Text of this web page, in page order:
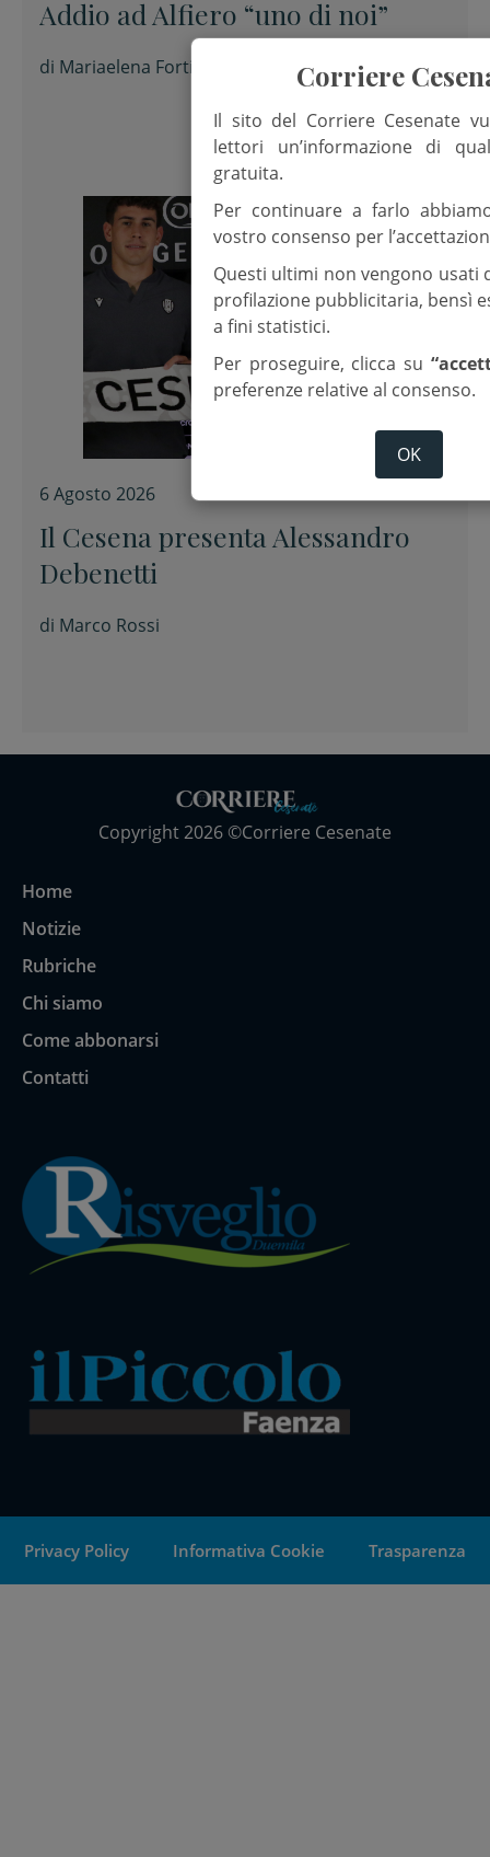
Addio ad Alfiero “uno di noi”
di Mariaelena Forti
6 Agosto 2026
Il Cesena presenta Alessandro
Debenetti
di Marco Rossi
Copyright 2026 ©Corriere Cesenate
Home
Notizie
Rubriche
Chi siamo
Come abbonarsi
Contatti
Privacy Policy Informativa Cookie Trasparenza
Corriere
Il sito del Corriere Cesenate
lettori un’informazione di
gratuita.
Per continuare a farlo
vostro consenso per
Questi ultimi non vengono usati
profilazione pubblicitaria, bensì
a fini statistici.
Per proseguire, clicca su
preferenze relative al consenso.
OK